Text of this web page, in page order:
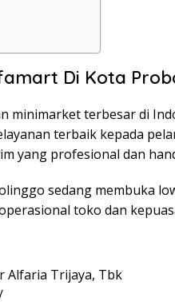
Di Kota
minimarket terbesar di
terbaik kepada
yang profesional dan
sedang membuka
toko dan
Alfaria Trijaya, Tbk